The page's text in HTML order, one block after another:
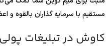
مستقیم با سرمایه گذاران بالقوه و
کاوش در تبلیغات